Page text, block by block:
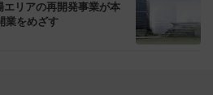
リアの再開発事業が本
業をめざす